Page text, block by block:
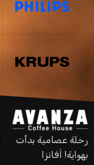
رحلة عصامية بدأت
بهواية! اَفانزا